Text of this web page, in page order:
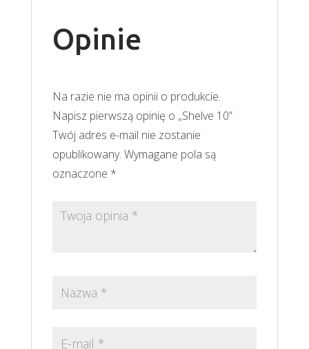
Opinie
Na razie nie ma opinii o produkcie.
Napisz pierwszą opinię o „Shelve 10”
Twój adres e-mail nie zostanie
opublikowany. Wymagane pola są
oznaczone *